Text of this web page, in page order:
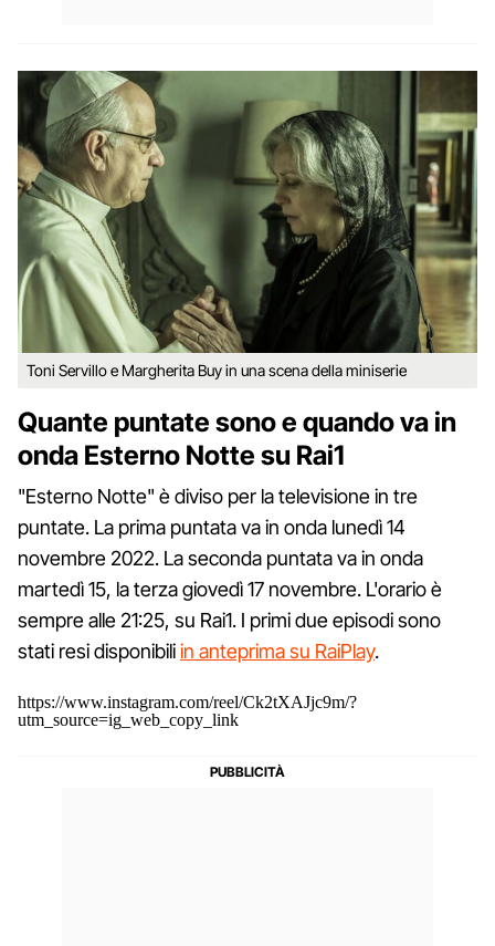
Toni Servillo e Margherita Buy in una scena della miniserie
Quante puntate sono e quando va in
onda Esterno Notte su Rai1
"Esterno Notte" è diviso per la televisione in tre
puntate. La prima puntata va in onda lunedì 14
novembre 2022. La seconda puntata va in onda
martedì 15, la terza giovedì 17 novembre. L'orario è
sempre alle 21:25, su Rai1. I primi due episodi sono
stati resi disponibiliin anteprima su RaiPlay.
https://www.instagram.com/reel/Ck2tXAJjc9m/?
utm_source=ig_web_copy_link